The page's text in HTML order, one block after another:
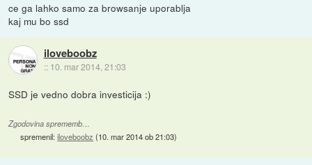
ce ga lahko samo za browsanje uporablja
kaj mu bo ssd
iloveboobz
:: 10. mar 2014, 21:03
SSD je vedno dobra investicija :)
Zgodovina sprememb…
spremenil:iloveboobz (10. mar 2014 ob 21:03)